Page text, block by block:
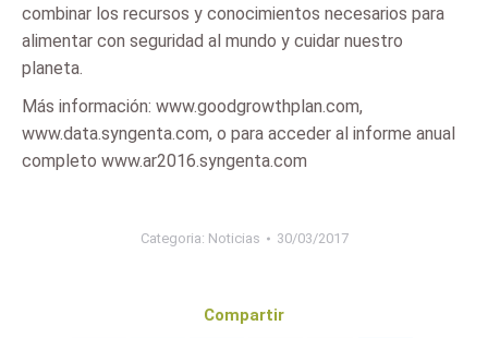
combinar los recursos y conocimientos necesarios para
alimentar con seguridad al mundo y cuidar nuestro
planeta.
Más información: www.goodgrowthplan.com,
www.data.syngenta.com, o para acceder al informe anual
completo www.ar2016.syngenta.com
Categoria: Noticias 30/03/2017
Compartir